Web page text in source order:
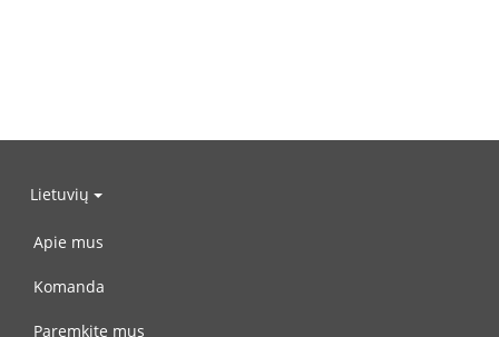
Lietuvių
Apie mus
Komanda
Paremkite mus